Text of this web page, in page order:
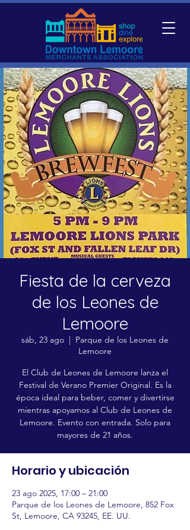
Fiesta de la cerveza
de los Leones de
Lemoore
sáb, 23 ago
  |
Parque de los Leones de
Lemoore
El Club de Leones de Lemoore lanza el
Festival de Verano Premier Original. Es la
época ideal para beber, comer y divertirse
mientras apoyamos al Club de Leones de
Lemoore. Evento con entrada. Solo para
mayores de 21 años.
Horario y ubicación
23 ago 2025, 17:00 – 21:00
Parque de los Leones de Lemoore, 852 Fox
St, Lemoore, CA 93245, EE. UU.